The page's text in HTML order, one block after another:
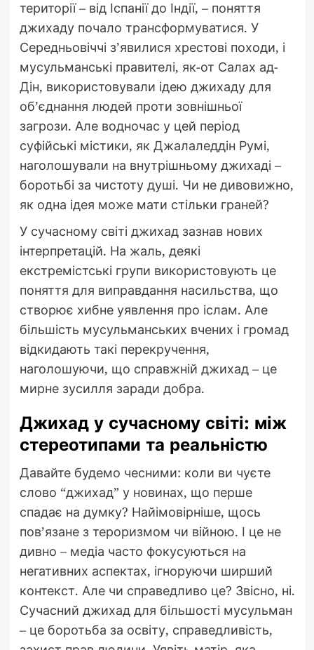
території – від Іспанії до Індії, – поняття
джихаду почало трансформуватися. У
Середньовіччі з’явилися хрестові походи, і
мусульманські правителі, як-от Салах ад-
Дін, використовували ідею джихаду для
об’єднання людей проти зовнішньої
загрози. Але водночас у цей період
суфійські містики, як Джалаледдін Румі,
наголошували на внутрішньому джихаді –
боротьбі за чистоту душі. Чи не дивовижно,
як одна ідея може мати стільки граней?
У сучасному світі джихад зазнав нових
інтерпретацій. На жаль, деякі
екстремістські групи використовують це
поняття для виправдання насильства, що
створює хибне уявлення про іслам. Але
більшість мусульманських вчених і громад
відкидають такі перекручення,
наголошуючи, що справжній джихад – це
мирне зусилля заради добра.
Джихад у сучасному світі: між
стереотипами та реальністю
Давайте будемо чесними: коли ви чуєте
слово “джихад” у новинах, що перше
спадає на думку? Найімовірніше, щось
пов’язане з тероризмом чи війною. І це не
дивно – медіа часто фокусуються на
негативних аспектах, ігноруючи ширший
контекст. Але чи справедливо це? Звісно, ні.
Сучасний джихад для більшості мусульман
– це боротьба за освіту, справедливість,